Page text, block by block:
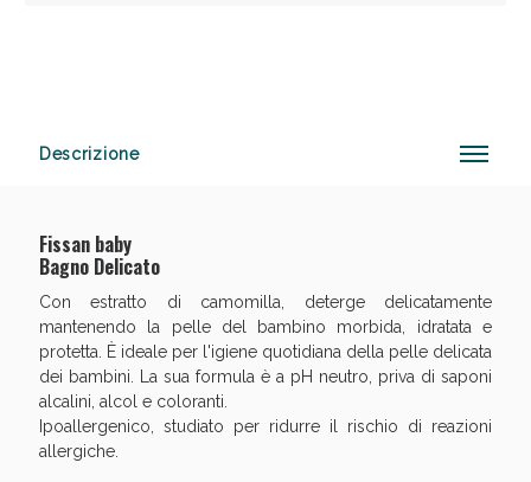
Descrizione
Fissan baby
Bagno Delicato
Con estratto di camomilla, deterge delicatamente
mantenendo la pelle del bambino morbida, idratata e
protetta. È ideale per l'igiene quotidiana della pelle delicata
dei bambini. La sua formula è a pH neutro, priva di saponi
alcalini, alcol e coloranti.
Ipoallergenico, studiato per ridurre il rischio di reazioni
allergiche.